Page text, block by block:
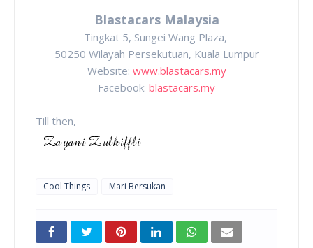
Blastacars Malaysia
Tingkat 5, Sungei Wang Plaza,
50250 Wilayah Persekutuan, Kuala Lumpur
Website: www.blastacars.my
Facebook: blastacars.my
Till then,
Cool Things Mari Bersukan